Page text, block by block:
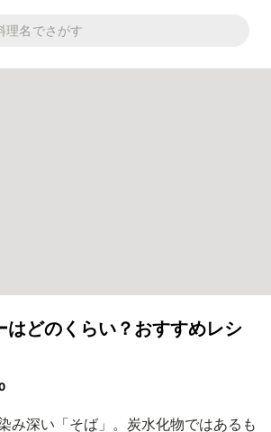
はどのくらい？おすすめレシ
み深い「そば」。炭水化物ではあるも